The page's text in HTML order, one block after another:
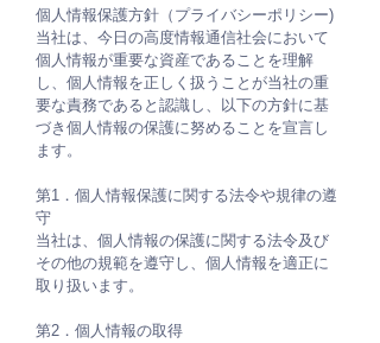
個人情報保護方針（プライバシーポリシー)
当社は、今日の高度情報通信社会において
個人情報が重要な資産であることを理解
し、個人情報を正しく扱うことが当社の重
要な責務であると認識し、以下の方針に基
づき個人情報の保護に努めることを宣言し
ます。
第1．個人情報保護に関する法令や規律の遵
守
当社は、個人情報の保護に関する法令及び
その他の規範を遵守し、個人情報を適正に
取り扱います。
第2．個人情報の取得